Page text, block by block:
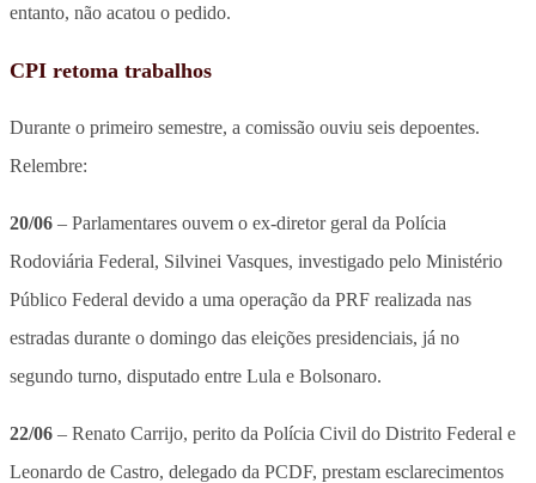
entanto, não acatou o pedido.
CPI retoma trabalhos
Durante o primeiro semestre, a comissão ouviu seis depoentes.
Relembre:
20/06 – Parlamentares ouvem o ex-diretor geral da Polícia
Rodoviária Federal, Silvinei Vasques, investigado pelo Ministério
Público Federal devido a uma operação da PRF realizada nas
estradas durante o domingo das eleições presidenciais, já no
segundo turno, disputado entre Lula e Bolsonaro.
22/06 – Renato Carrijo, perito da Polícia Civil do Distrito Federal e
Leonardo de Castro, delegado da PCDF, prestam esclarecimentos